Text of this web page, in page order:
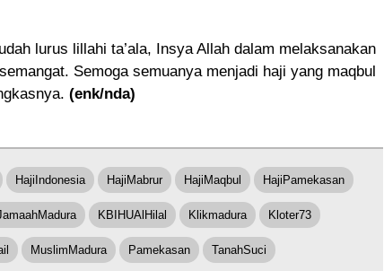
lurus lillahi ta’ala, Insya Allah dalam melaksanakan
Semoga semuanya menjadi haji yang maqbul
(enk/nda)
HajiIndonesia HajiMabrur HajiMaqbul HajiPamekasan
KBIHUAlHilal Klikmadura Kloter73
MuslimMadura Pamekasan TanahSuci